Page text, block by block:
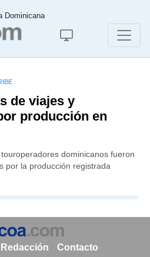
Dominicana
de viajes y
producción en
dominicanos fueron
por la producción registrada
Redacción Contacto